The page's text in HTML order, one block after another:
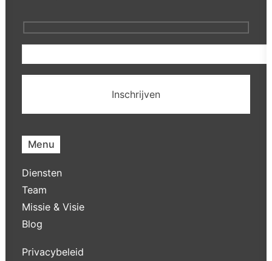
Menu
Diensten
Team
Missie & Visie
Blog
Privacybeleid